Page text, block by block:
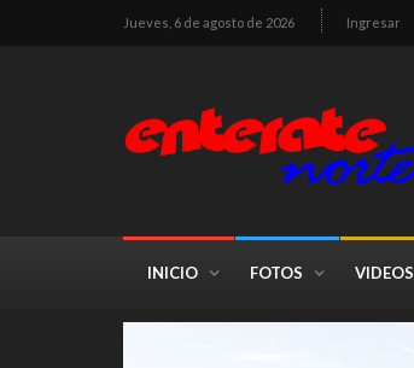
Jueves, 6 de agosto de 2026 Ingresar
INICIO FOTOS VIDEOS